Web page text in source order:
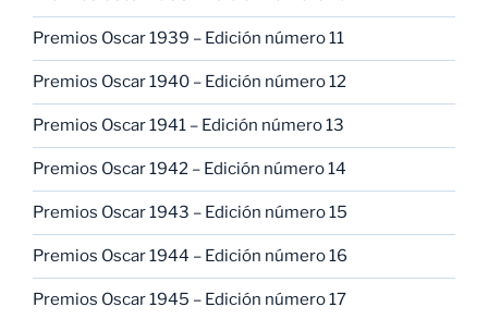
Premios Oscar 1939 – Edición número 11
Premios Oscar 1940 – Edición número 12
Premios Oscar 1941 – Edición número 13
Premios Oscar 1942 – Edición número 14
Premios Oscar 1943 – Edición número 15
Premios Oscar 1944 – Edición número 16
Premios Oscar 1945 – Edición número 17